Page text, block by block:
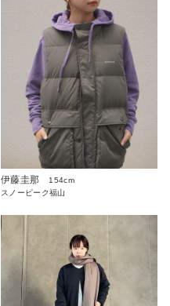
伊藤圭那
154cm
スノーピーク福山